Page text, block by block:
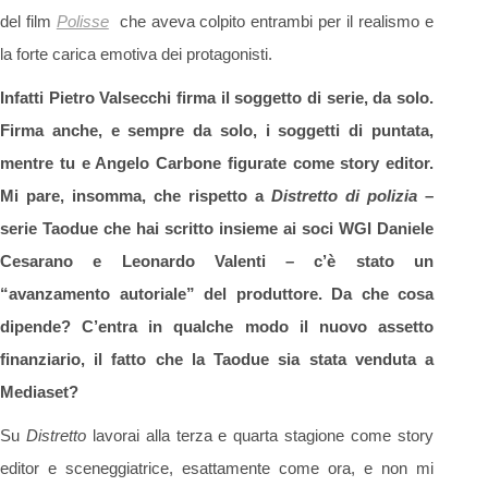
del film Polisseche aveva colpito entrambi per il realismo e
la forte carica emotiva dei protagonisti.
Infatti Pietro Valsecchi firma il soggetto di serie, da solo.
Firma anche, e sempre da solo, i soggetti di puntata,
mentre tu e Angelo Carbone figurate come story editor.
Mi pare, insomma, che rispetto a Distretto di polizia –
serie Taodue che hai scritto insieme ai soci WGI Daniele
Cesarano e Leonardo Valenti – c’è stato un
“avanzamento autoriale” del produttore. Da che cosa
dipende? C’entra in qualche modo il nuovo assetto
finanziario, il fatto che la Taodue sia stata venduta a
Mediaset?
Su Distrettolavorai alla terza e quarta stagione come story
editor e sceneggiatrice, esattamente come ora, e non mi